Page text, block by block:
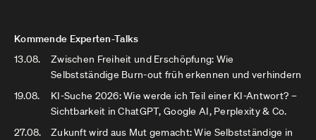
Kommende Experten-Talks
13.08.
Zwischen Freiheit und Erschöpfung: Wie
Selbstständige Burn-out früh erkennen und verhindern
19.08.
KI-Suche 2026: Wie werde ich Teil einer KI-Antwort? –
Sichtbarkeit in ChatGPT, Google AI, Perplexity & Co.
27.08.
Zukunft wird aus Mut gemacht: Wie Selbstständige in